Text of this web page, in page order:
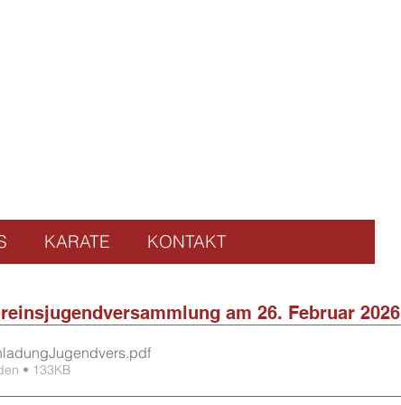
KARATE KONTAKT
am 26. Februar 2026
.pdf
• 133KB